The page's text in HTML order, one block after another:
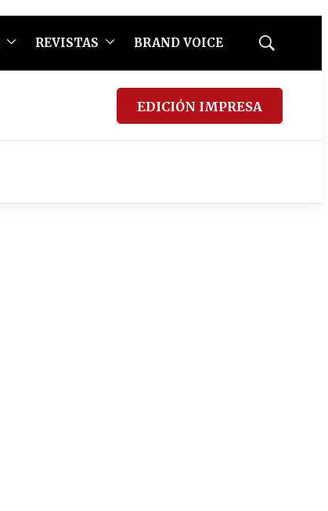
REVISTAS BRAND VOICE
Mostrar
EDICIÓN IMPRESA